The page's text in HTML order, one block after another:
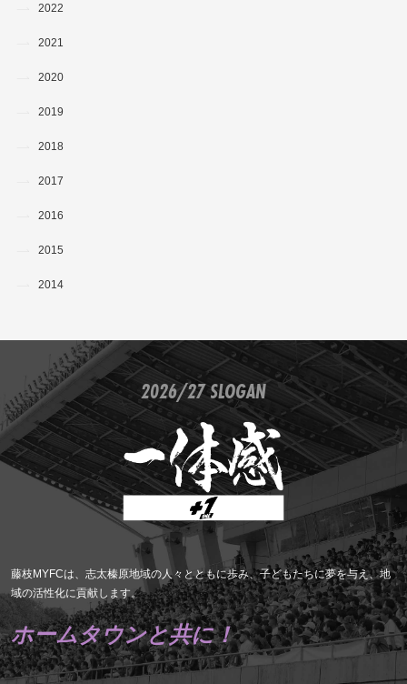
2022
2021
2020
2019
2018
2017
2016
2015
2014
2026/27 SLOGAN
藤枝MYFCは、志太榛原地域の人々とともに歩み、子どもたちに夢を与え、地
域の活性化に貢献します。
ホームタウンと共に！